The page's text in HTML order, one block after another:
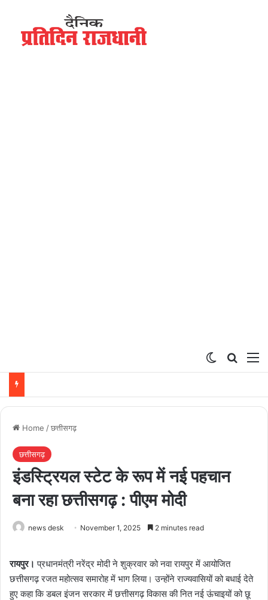
Switch skin
Home /छत्तीसगढ़
छत्तीसगढ़
इंडस्ट्रियल स्टेट के रूप में नई पहचान
बना रहा छत्तीसगढ़ : पीएम मोदी
news desk November 1, 2025 2 minutes read
रायपुर। प्रधानमंत्री नरेंद्र मोदी ने शुक्रवार को नवा रायपुर में आयोजित
छत्तीसगढ़ रजत महोत्सव समारोह में भाग लिया। उन्होंने राज्यवासियों को बधाई देते
हुए कहा कि डबल इंजन सरकार में छत्तीसगढ़ विकास की नित नई ऊंचाइयों को छू